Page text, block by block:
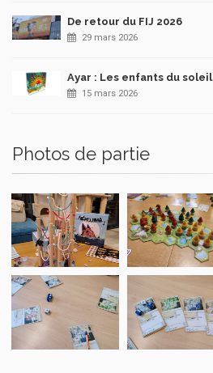
De retour du FIJ 2026
29 mars 2026
Ayar : Les enfants du soleil
15 mars 2026
Photos de partie